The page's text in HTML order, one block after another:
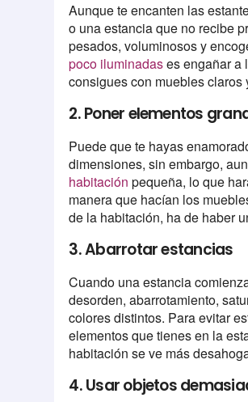
Aunque te encanten las
o una estancia que no recibe
pesados, voluminosos y
poco iluminadases engañar a
consigues con muebles
2. Poner elementos
Puede que te hayas
dimensiones, sin embargo,
habitaciónpequeña, lo que
manera que hacían los
de la habitación, ha de haber
3. Abarrotar estancias
Cuando una estancia
desorden, abarrotamiento,
colores distintos. Para evitar
elementos que tienes en la
habitación se ve más
4. Usar objetos